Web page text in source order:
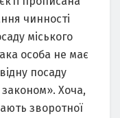
чинності
міського
особа не має
посаду
Хоча,
зворотної